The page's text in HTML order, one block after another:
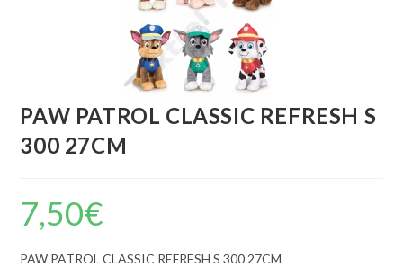
PAW PATROL CLASSIC REFRESH S
300 27CM
7,50€
PAW PATROL CLASSIC REFRESH S 300 27CM